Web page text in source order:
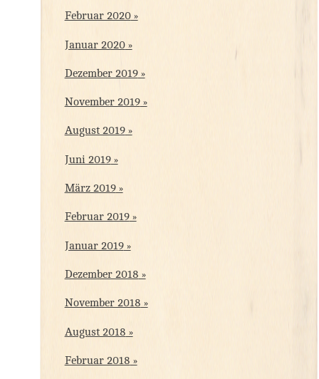
Februar 2020
Januar 2020
Dezember 2019
November 2019
August 2019
Juni 2019
März 2019
Februar 2019
Januar 2019
Dezember 2018
November 2018
August 2018
Februar 2018